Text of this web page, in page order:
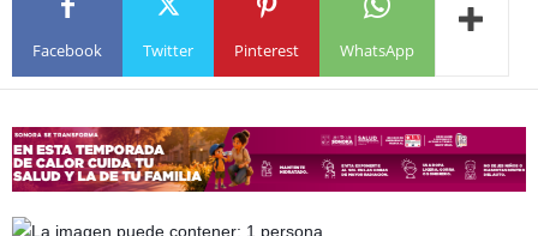
Facebook Twitter Pinterest WhatsApp